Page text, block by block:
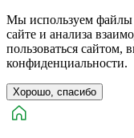
Мы используем файлы
сайте и анализа
пользоваться сайтом,
конфиденциальности.
Хорошо, спасибо